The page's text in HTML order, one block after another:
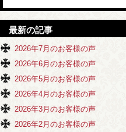
最新の記事
2026年7月のお客様の声
2026年6月のお客様の声
2026年5月のお客様の声
2026年4月のお客様の声
2026年3月のお客様の声
2026年2月のお客様の声